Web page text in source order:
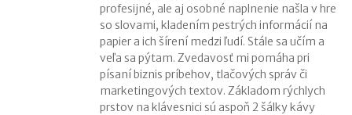
profesijné, ale aj osobné naplnenie našla v hre
so slovami, kladením pestrých informácií na
papier a ich šírení medzi ľudí. Stále sa učím a
veľa sa pýtam. Zvedavosť mi pomáha pri
písaní biznis príbehov, tlačových správ či
marketingových textov. Základom rýchlych
prstov na klávesnici sú aspoň 2 šálky kávy